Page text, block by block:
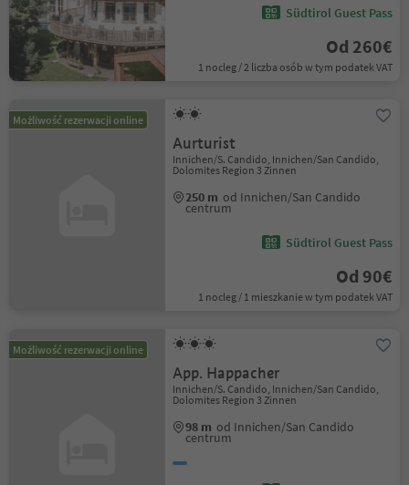
Südtirol Guest Pass
Od 260€
1 nocleg / 2 liczba osób w tym podatek VAT
Możliwość rezerwacji online
Aurturist
Innichen/S. Candido, Innichen/San Candido,
Dolomites Region 3 Zinnen
250 m od Innichen/San Candido
centrum
Südtirol Guest Pass
Od 90€
1 nocleg / 1 mieszkanie w tym podatek VAT
Możliwość rezerwacji online
App. Happacher
Innichen/S. Candido, Innichen/San Candido,
Dolomites Region 3 Zinnen
98 m od Innichen/San Candido
centrum